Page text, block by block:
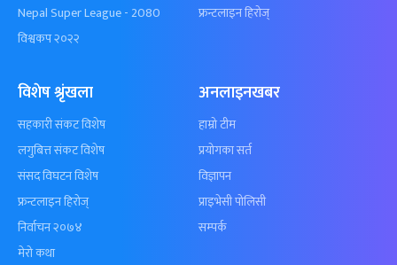
Nepal Super League - 2080
विश्वकप २०२२
फ्रन्टलाइन हिरोज्
विशेष श्रृंखला
सहकारी संकट विशेष
लगुबित्त संकट विशेष
संसद विघटन विशेष
फ्रन्टलाइन हिरोज्
निर्वाचन २०७४
मेरो कथा
अनलाइनखबर
हाम्रो टीम
प्रयोगका सर्त
विज्ञापन
प्राइभेसी पोलिसी
सम्पर्क